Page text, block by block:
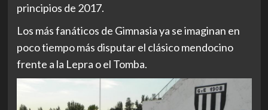
principios de 2017.
Los más fanáticos de Gimnasia ya se imaginan en
poco tiempo más disputar el clásico mendocino
frente a la Lepra o el Tomba.